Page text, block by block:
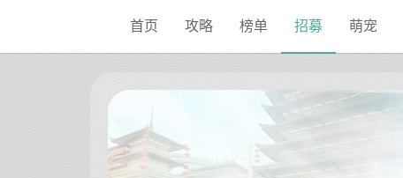
首页 攻略 榜单 招募 萌宠
Sketchbook5, 스케치북5
Sketchbook5, 스케치북5